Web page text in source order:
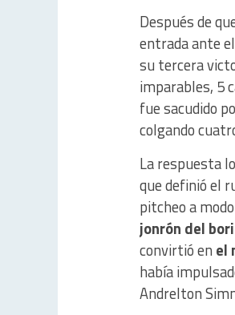
Después de
entrada ante
su tercera
imparables, 5
fue sacudido
colgando
La respuesta
que definió el
pitcheo a
jonrón del
convirtió en el
había
Andrelton